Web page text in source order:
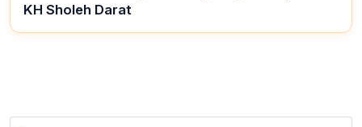
KH Sholeh Darat